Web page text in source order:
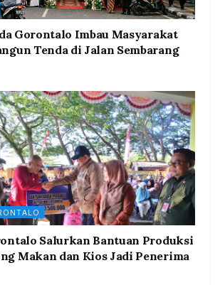
Gorontalo Imbau Masyarakat
Tenda di Jalan Sembarang
Salurkan Bantuan Produksi
Makan dan Kios Jadi Penerima